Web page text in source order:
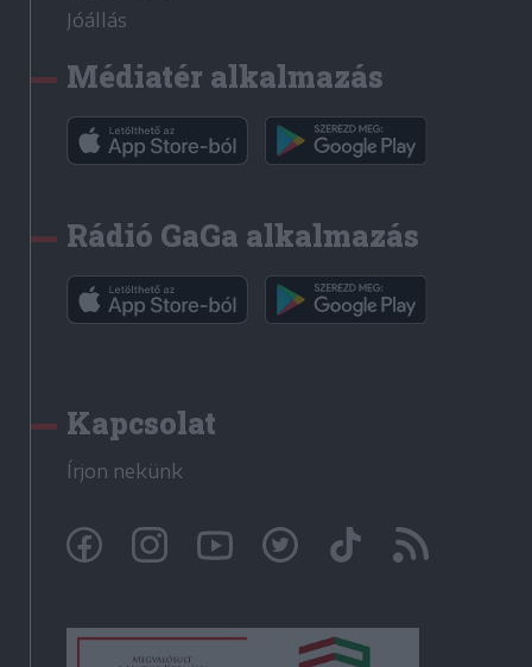
Jóállás
Médiatér alkalmazás
Rádió GaGa alkalmazás
Kapcsolat
Írjon nekünk